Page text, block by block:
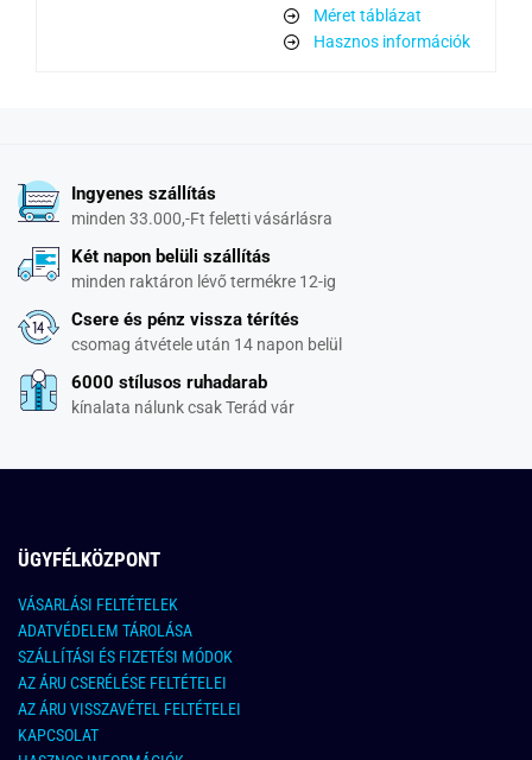
Méret táblázat
Hasznos információk
Ingyenes szállítás
minden 33.000,-Ft feletti vásárlásra
Két napon belüli szállítás
minden raktáron lévő termékre 12-ig
Csere és pénz vissza térítés
csomag átvétele után 14 napon belül
6000 stílusos ruhadarab
kínalata nálunk csak Terád vár
ÜGYFÉLKÖZPONT
VÁSARLÁSI FELTÉTELEK
ADATVÉDELEM TÁROLÁSA
SZÁLLÍTÁSI ÉS FIZETÉSI MÓDOK
AZ ÁRU CSERÉLÉSE FELTÉTELEI
AZ ÁRU VISSZAVÉTEL FELTÉTELEI
KAPCSOLAT